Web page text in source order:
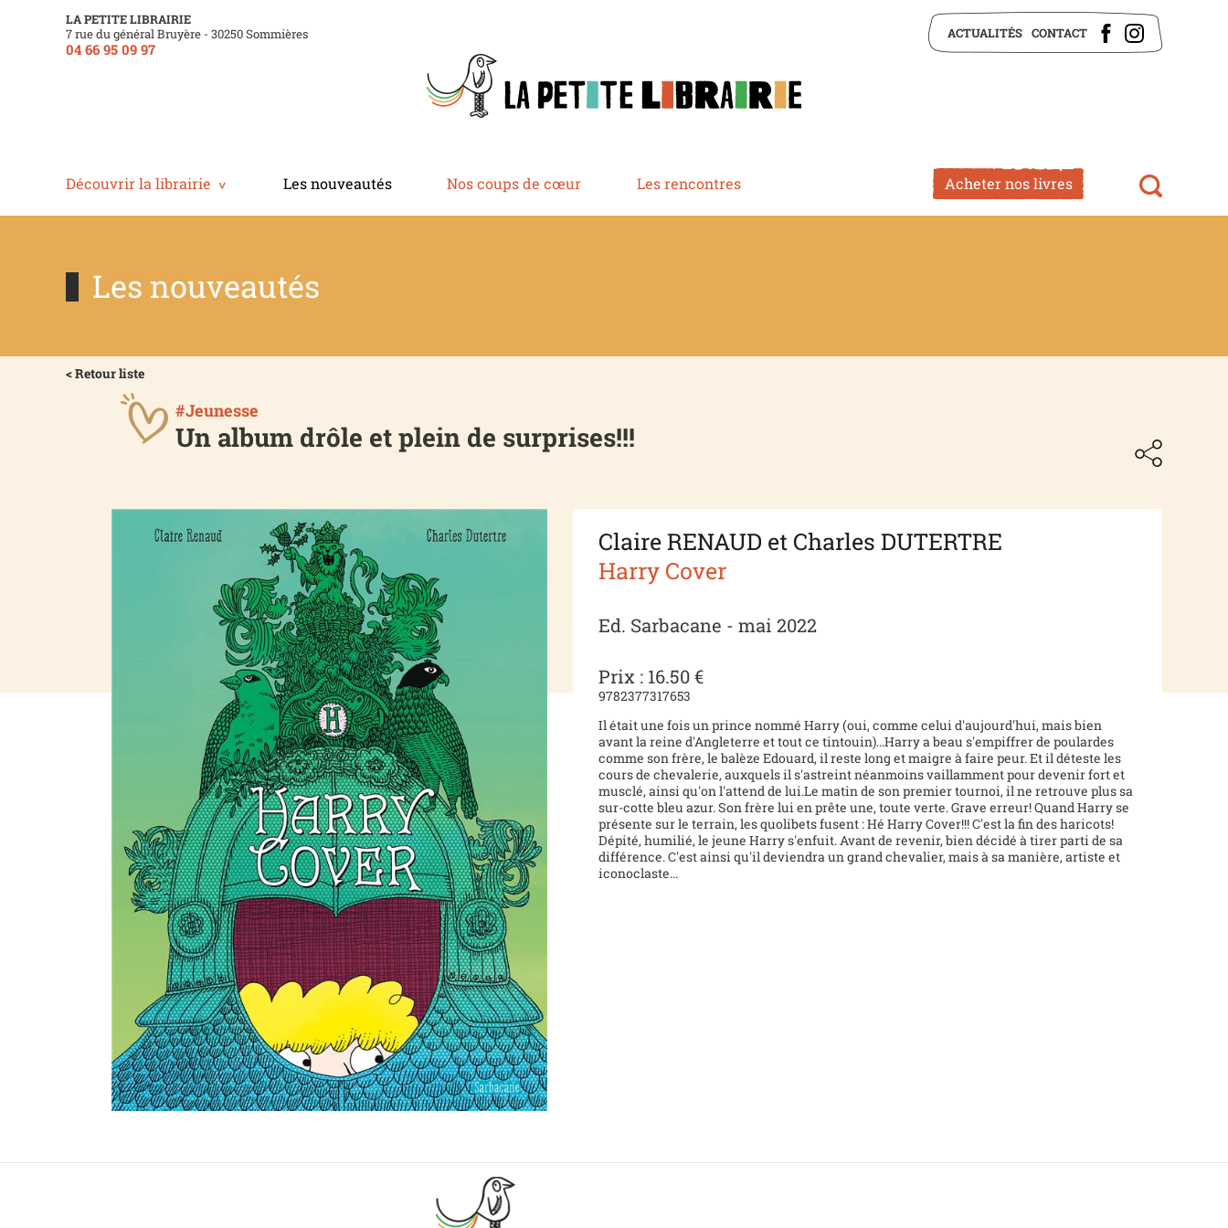
LA PETITE LIBRAIRIE
7 rue du général Bruyère - 30250 Sommières
04 66 95 09 97
ACTUALITÉS CONTACT
Découvrir la librairie Les nouveautés Nos coups de cœur Les rencontres Acheter nos livres
Les nouveautés
< Retour liste
#Jeunesse
Un album drôle et plein de surprises!!!
Claire RENAUD et Charles DUTERTRE
Harry Cover
Ed. Sarbacane - mai 2022
Prix : 16.50 €
9782377317653
Il était une fois un prince nommé Harry (oui, comme celui d'aujourd'hui, mais bien
avant la reine d'Angleterre et tout ce tintouin)...Harry a beau s'empiffrer de poulardes
comme son frère, le balèze Edouard, il reste long et maigre à faire peur. Et il déteste les
cours de chevalerie, auxquels il s'astreint néanmoins vaillamment pour devenir fort et
musclé, ainsi qu'on l'attend de lui.Le matin de son premier tournoi, il ne retrouve plus sa
sur-cotte bleu azur. Son frère lui en prête une, toute verte. Grave erreur! Quand Harry se
présente sur le terrain, les quolibets fusent : Hé Harry Cover!!! C'est la fin des haricots!
Dépité, humilié, le jeune Harry s'enfuit. Avant de revenir, bien décidé à tirer parti de sa
différence. C'est ainsi qu'il deviendra un grand chevalier, mais à sa manière, artiste et
iconoclaste...